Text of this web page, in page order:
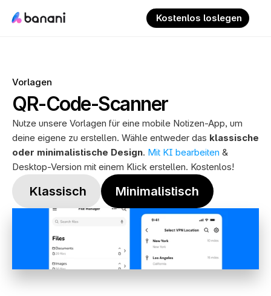
Vorlagen
QR-Code-Scanner
Nutze unsere Vorlagen für eine mobile Notizen-App, um
deine eigene zu erstellen. Wähle entweder das klassische
oder minimalistische Design. Mit KI bearbeiten &
Desktop-Version mit einem Klick erstellen. Kostenlos!
Klassisch Minimalistisch
Kostenlos loslegen